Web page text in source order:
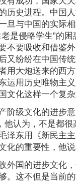
历史进程。中国
旦与中国的实际
是侵略学生”的
不要吸收和借鉴
又纷纷在中国传
用大炮送来的西
运用历史唯物主
文化这样一个复
级文化的进步意
他认为，不是都
泽东用《新民主
化的重要性，他
国的进步文化，
。这不但是当前